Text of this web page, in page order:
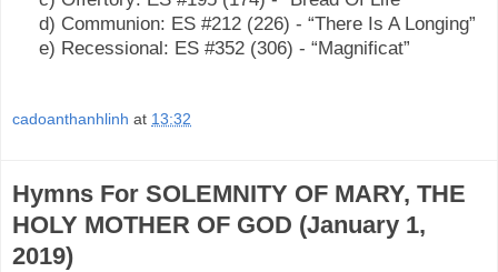
d) Communion: ES #212 (226) - “There Is A Longing”
e) Recessional: ES #352 (306) - “Magnificat”
cadoanthanhlinh at 13:32
Hymns For SOLEMNITY OF MARY, THE
HOLY MOTHER OF GOD (January 1,
2019)